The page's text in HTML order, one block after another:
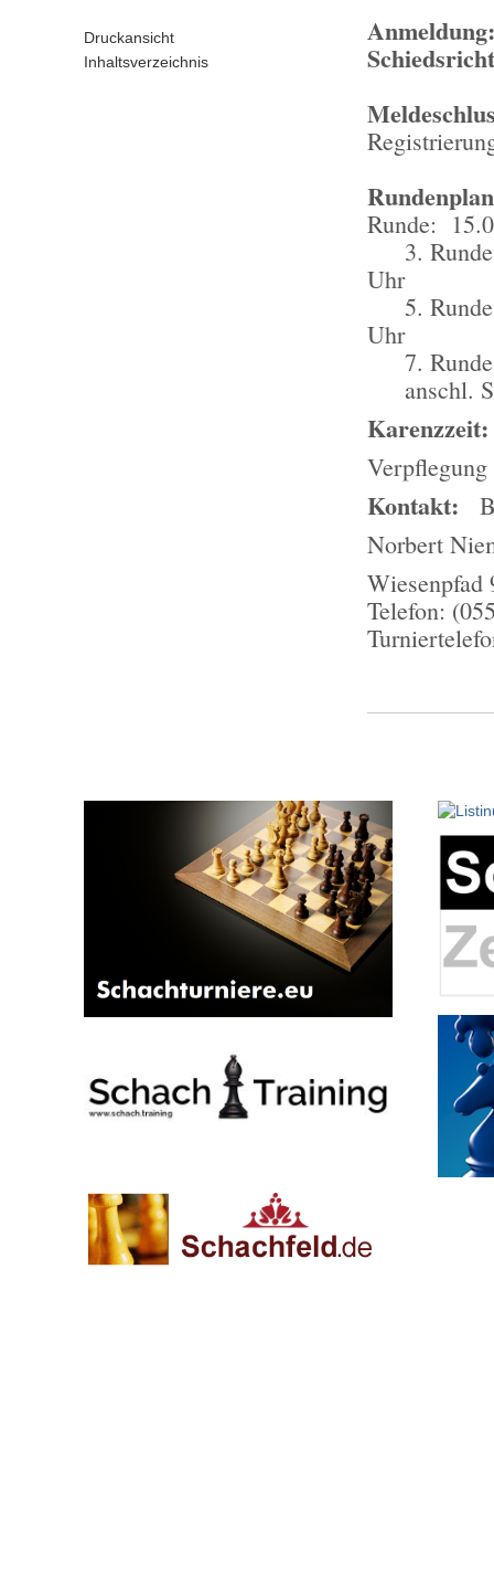
Druckansicht
Inhaltsverzeichnis
Runde:
3.
Uhr
5.
Uhr
7.
anschl.
Kontakt:
Norbert
Wiesenpfad
Telefon: